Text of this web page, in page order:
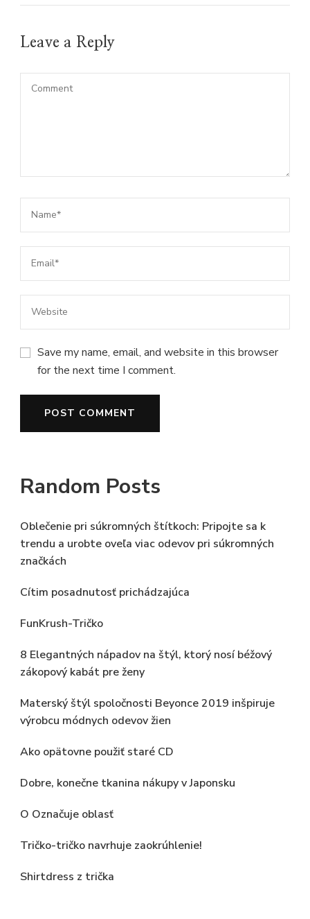
Leave a Reply
Save my name, email, and website in this browser
for the next time I comment.
Random Posts
Oblečenie pri súkromných štítkoch: Pripojte sa k
trendu a urobte oveľa viac odevov pri súkromných
značkách
Cítim posadnutosť prichádzajúca
FunKrush-Tričko
8 Elegantných nápadov na štýl, ktorý nosí béžový
zákopový kabát pre ženy
Materský štýl spoločnosti Beyonce 2019 inšpiruje
výrobcu módnych odevov žien
Ako opätovne použiť staré CD
Dobre, konečne tkanina nákupy v Japonsku
O Označuje oblasť
Tričko-tričko navrhuje zaokrúhlenie!
Shirtdress z trička